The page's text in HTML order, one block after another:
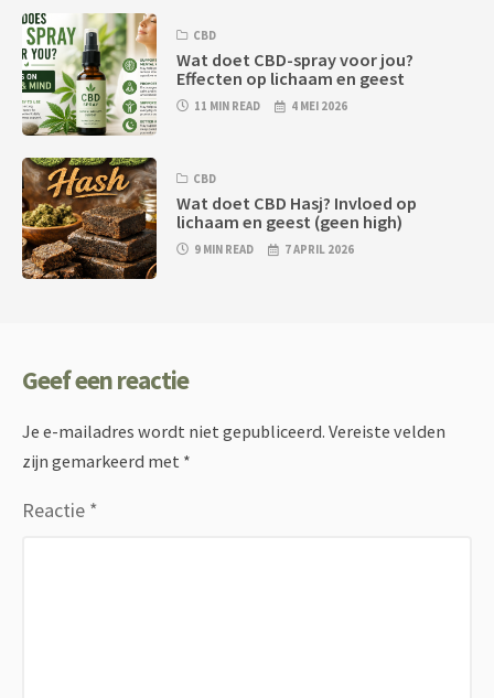
CBD
Wat doet CBD-spray voor jou?
Effecten op lichaam en geest
11 MIN READ 4 MEI 2026
CBD
Wat doet CBD Hasj? Invloed op
lichaam en geest (geen high)
9 MIN READ 7 APRIL 2026
Geef een reactie
Je e-mailadres wordt niet gepubliceerd. Vereiste velden
zijn gemarkeerd met *
Reactie *